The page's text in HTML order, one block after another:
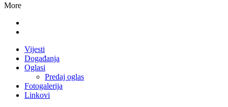
More
Vijesti
Događanja
Oglasi
Predaj oglas
Fotogalerija
Linkovi